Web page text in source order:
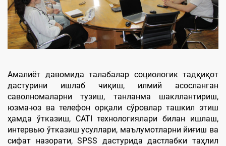
Амалиёт давомида талабалар социологик тадқиқот
дастурини ишлаб чиқиш, илмий асосланган
саволномаларни тузиш, танланма шакллантириш,
юзма-юз ва телефон орқали сўровлар ташкил этиш
ҳамда ўтказиш, CATI технологиялари билан ишлаш,
интервью ўтказиш усуллари, маълумотларни йиғиш ва
сифат назорати, SPSS дастурида дастлабки таҳлил